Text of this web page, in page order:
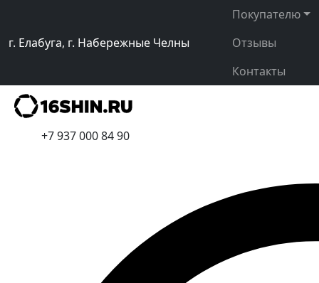
г. Елабуга, г. Набережные Челны
Покупателю
Отзывы
Контакты
+7 937 000 84 90